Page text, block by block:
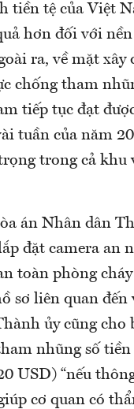
tiền tệ của Việt
hơn đối với
ra, về mặt xây
chống tham
tiếp tục đạt
tuần của năm
trong cả khu
án Nhân dân
đặt camera an
toàn phòng cháy
sơ liên quan đến
ủy cũng cho
nhũng số
USD) “nếu
cơ quan có